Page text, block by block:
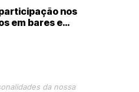
nos
em bares e
da nossa